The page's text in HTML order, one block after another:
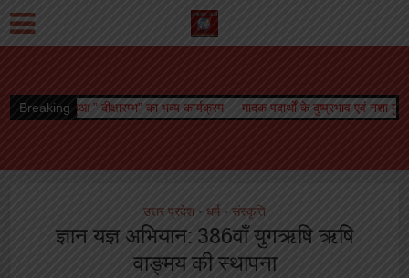
Breaking
का भव्य कार्यक्रम मादक पदार्थों के दुष्प्रभाव एवं नशा मुक्ति विषय पर जागरूकता
उत्तर प्रदेश • धर्म संस्कृति
ज्ञान यज्ञ अभियान: 386वाँ युगऋषि ऋषि
वाङ्मय की स्थापना